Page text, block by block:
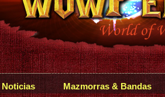
Noticias Mazmorras & Bandas